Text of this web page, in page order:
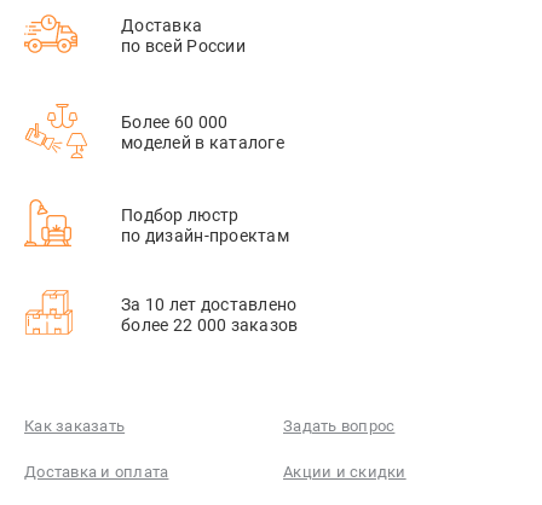
Доставка
по всей России
Более 60 000
моделей в каталоге
Подбор люстр
по дизайн-проектам
За 10 лет доставлено
более 22 000 заказов
Как заказать Задать вопрос
Доставка и оплата Акции и скидки